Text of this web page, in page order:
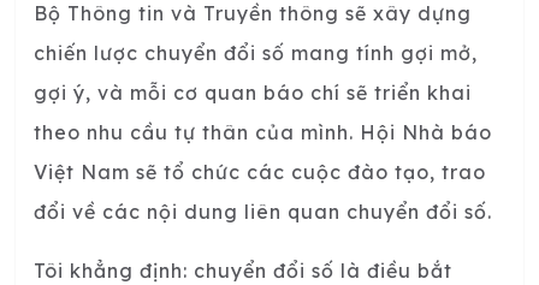
Bộ Thông tin và Truyền thông sẽ xây dựng
chiến lược chuyển đổi số mang tính gợi mở,
gợi ý, và mỗi cơ quan báo chí sẽ triển khai
theo nhu cầu tự thân của mình. Hội Nhà báo
Việt Nam sẽ tổ chức các cuộc đào tạo, trao
đổi về các nội dung liên quan chuyển đổi số.
Tôi khẳng định: chuyển đổi số là điều bắt